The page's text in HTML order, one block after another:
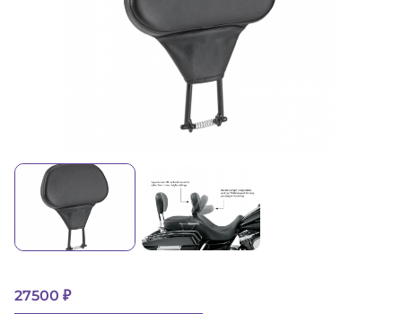
27500 ₽